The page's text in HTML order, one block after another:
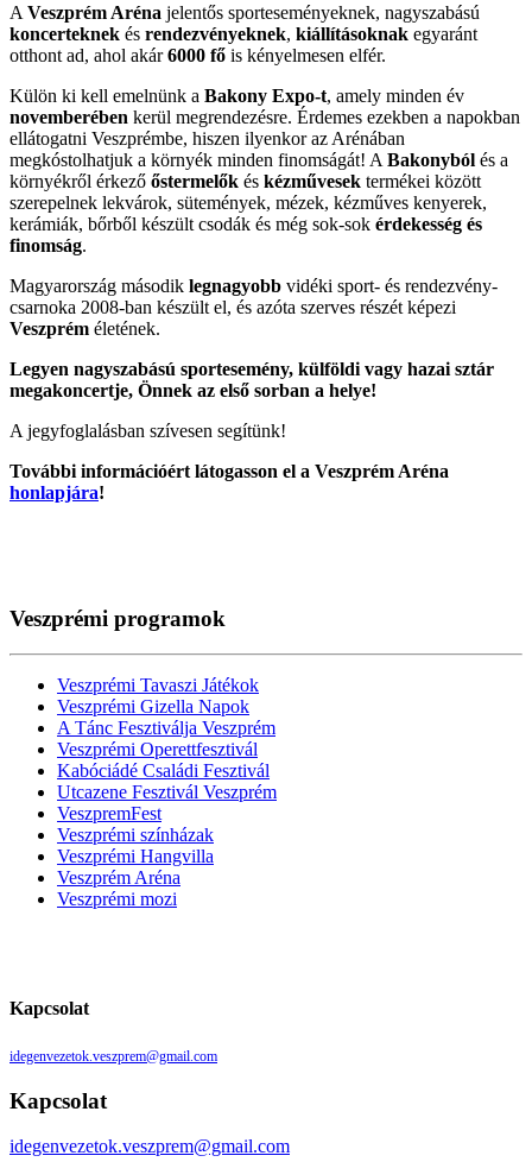
A Veszprém Aréna jelentős sporteseményeknek, nagyszabású
koncerteknek és rendezvényeknek, kiállításoknak egyaránt
otthont ad, ahol akár6000 fő is kényelmesen elfér.
Külön ki kell emelnünk a Bakony Expo-t, amely minden év
novemberében kerül megrendezésre. Érdemes ezekben a napokban
ellátogatni Veszprémbe, hiszen ilyenkor az Arénában
megkóstolhatjuk a környék minden finomságát! A Bakonyból és a
környékről érkező őstermelők és kézművesek termékei között
szerepelnek lekvárok, sütemények, mézek, kézműves kenyerek,
kerámiák, bőrből készült csodák és még sok-sok érdekesség és
finomság.
Magyarország második legnagyobb vidéki sport- és rendezvény-
csarnoka 2008-ban készült el, és azóta szerves részét képezi
Veszprém életének.
Legyen nagyszabású sportesemény, külföldi vagy hazai sztár
megakoncertje, Önnek az első sorban a helye!
A jegyfoglalásban szívesen segítünk!
További információért látogasson el a Veszprém Aréna
honlapjára!
Veszprémi programok
Veszprémi Tavaszi Játékok
Veszprémi Gizella Napok
A Tánc Fesztiválja Veszprém
Veszprémi Operettfesztivál
Kabóciádé Családi Fesztivál
Utcazene Fesztivál Veszprém
VeszpremFest
Veszprémi színházak
Veszprémi Hangvilla
Veszprém Aréna
Veszprémi mozi
Kapcsolat
idegenvezetok.veszprem@gmail.com
Kapcsolat
idegenvezetok.veszprem@gmail.com